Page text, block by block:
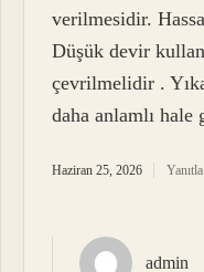
verilmesidir.
Düşük devir
çevrilmelidir .
daha anlamlı hale
Haziran 25, 2026 Yanıtla
admin